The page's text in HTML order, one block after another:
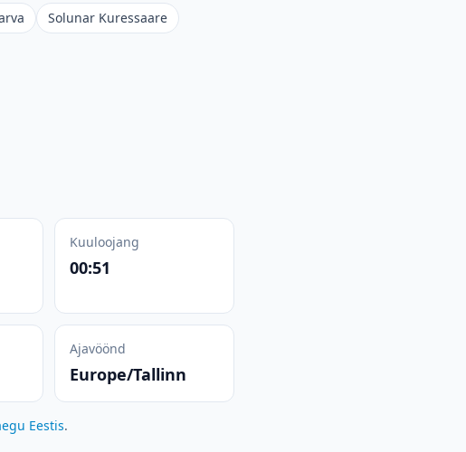
Solunar Kuressaare
Kuuloojang
00:51
Ajavöönd
Europe/Tallinn
Eestis.